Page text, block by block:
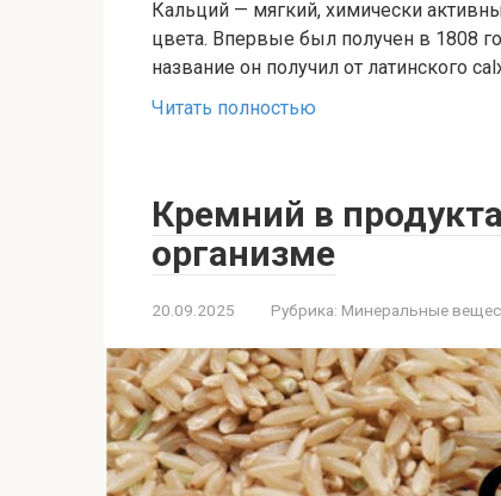
Кальций — мягкий, химически
цвета. Впервые был получен в 1808
название он получил от латинского
Читать полностью
Кремний в
организме
20.09.2025 Рубрика: Минеральные